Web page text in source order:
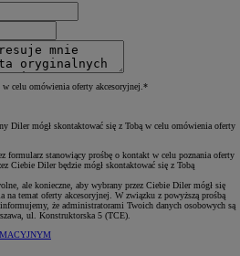
w celu omówienia oferty akcesoryjnej.*
Diler mógł skontaktować się z Tobą w celu omówienia oferty
formularz stanowiący prośbę o kontakt w celu poznania oferty
Ciebie Diler będzie mógł skontaktować się z Tobą
ale konieczne, aby wybrany przez Ciebie Diler mógł się
na temat oferty akcesoryjnej. W związku z powyższą prośbą
że administratorami Twoich danych osobowych są
ul. Konstruktorska 5 (TCE).